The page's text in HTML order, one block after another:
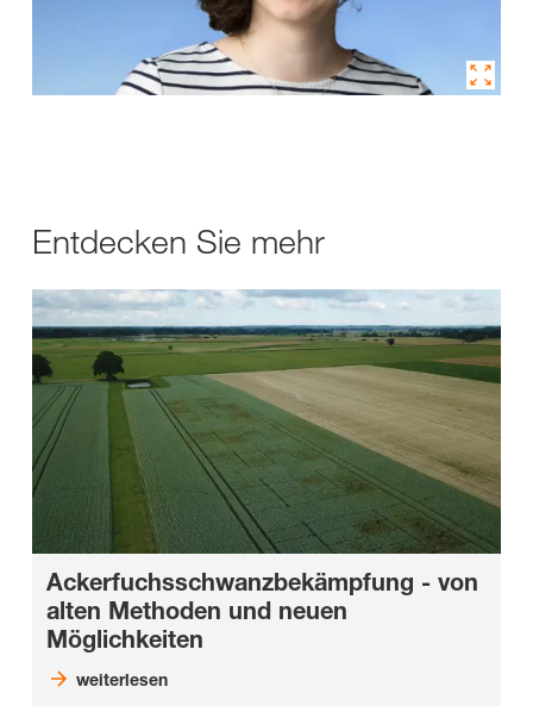
Entdecken Sie mehr
Ackerfuchsschwanzbekämpfung - von
alten Methoden und neuen
Möglichkeiten
weiterlesen